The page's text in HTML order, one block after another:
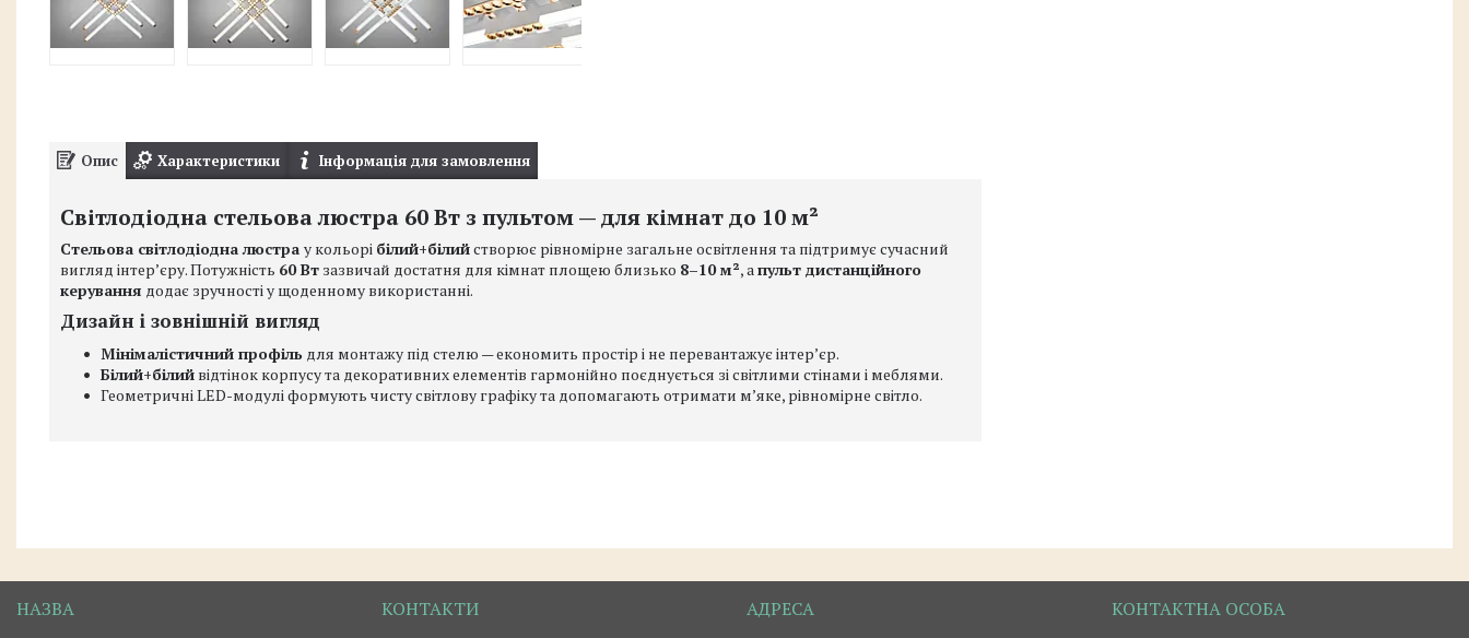
Опис Характеристики Інформація для замовлення
Світлодіодна стельова люстра 60 Вт з пультом — для кімнат до 10 м²
Стельова світлодіодна люстра у кольорі білий+білийстворює рівномірне загальне освітлення та підтримує сучасний
вигляд інтерʼєру. Потужність 60 Вт зазвичай достатня для кімнат площею близько 8–10 м², апульт дистанційного
керування додає зручності у щоденному використанні.
Дизайн і зовнішній вигляд
Мінімалістичний профіль для монтажу під стелю — економить простір і не перевантажує інтерʼєр.
Білий+білий відтінок корпусу та декоративних елементів гармонійно поєднується зі світлими стінами і меблями.
Геометричні LED-модулі формують чисту світлову графіку та допомагають отримати мʼяке, рівномірне світло.